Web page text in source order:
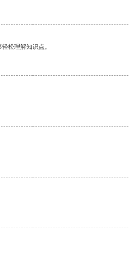
松理解知识点。